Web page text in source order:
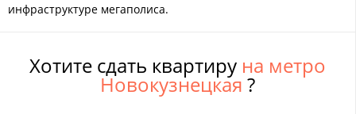
инфраструктуре мегаполиса.
Хотите сдать квартиру на метро
Новокузнецкая ?